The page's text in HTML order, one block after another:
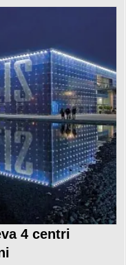
4 centri